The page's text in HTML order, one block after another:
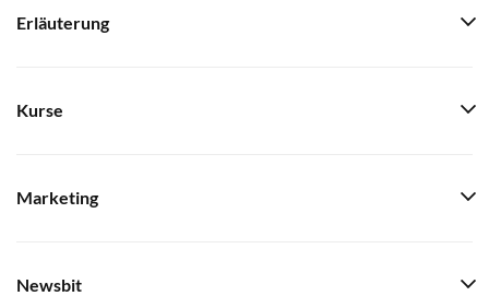
Erläuterung
Kurse
Marketing
Newsbit